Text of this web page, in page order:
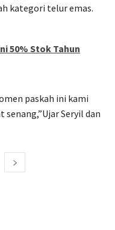
kategori telur emas.
50% Stok Tahun
paskah ini kami
Seryil dan